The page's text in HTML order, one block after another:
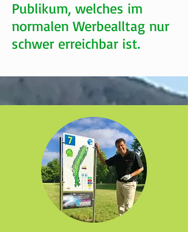
Publikum, welches im
normalen Werbealltag nur
schwer erreichbar ist.